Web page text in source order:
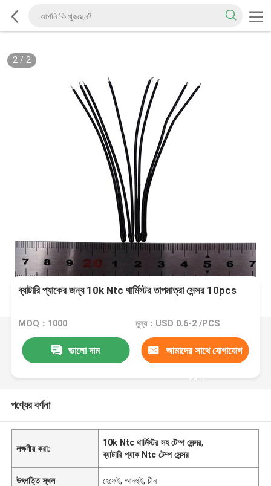
2/ 2
ব্যাটারি প্যাকের জন্য 10k Ntc থার্মিস্টর তাপমাত্রা সেন্সর 10pcs
MOQ：1000 মূল্য：USD 0.6-2 /PCS
ভালো দাম আমাদের সাথে যোগাযোগ
করুন
পণ্যের বর্ণনা
লক্ষণীয় করা:
10k Ntc থার্মিস্টর সহ টেম্প সেন্সর,
ব্যাটারি প্যাক Ntc টেম্প সেন্সর
উৎপত্তি স্থল হেফেই, আনহুই, চীন